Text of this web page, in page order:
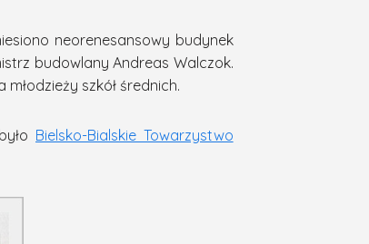
neorenesansowy budynek
budowlany Andreas Walczok.
szkół średnich.
Bielsko-Bialskie Towarzystwo